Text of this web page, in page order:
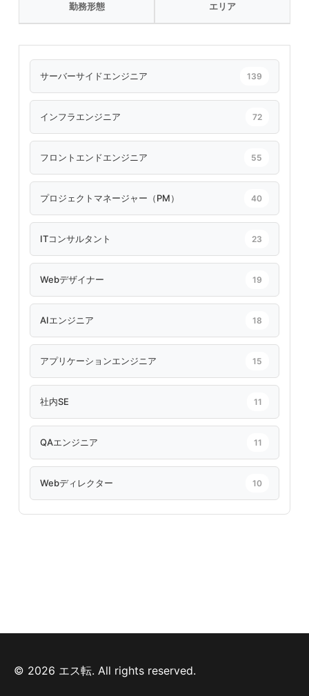
勤務形態 エリア
サーバーサイドエンジニア 139
インフラエンジニア 72
フロントエンドエンジニア 55
プロジェクトマネージャー（PM） 40
ITコンサルタント 23
Webデザイナー 19
AIエンジニア 18
アプリケーションエンジニア 15
社内SE 11
QAエンジニア 11
Webディレクター 10
© 2026 エス転. All rights reserved.